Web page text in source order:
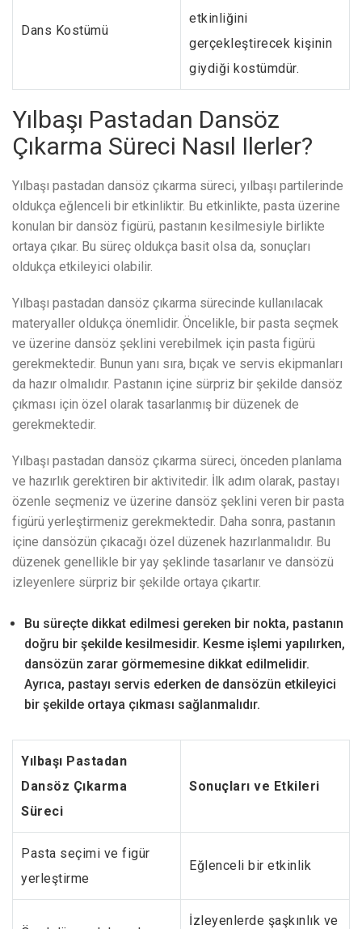
Dans Kostümü
etkinliğini
gerçekleştirecek kişinin
giydiği kostümdür.
Yılbaşı Pastadan Dansöz
Çıkarma Süreci Nasıl Ilerler?
Yılbaşı pastadan dansöz çıkarma süreci, yılbaşı partilerinde
oldukça eğlenceli bir etkinliktir. Bu etkinlikte, pasta üzerine
konulan bir dansöz figürü, pastanın kesilmesiyle birlikte
ortaya çıkar. Bu süreç oldukça basit olsa da, sonuçları
oldukça etkileyici olabilir.
Yılbaşı pastadan dansöz çıkarma sürecinde kullanılacak
materyaller oldukça önemlidir. Öncelikle, bir pasta seçmek
ve üzerine dansöz şeklini verebilmek için pasta figürü
gerekmektedir. Bunun yanı sıra, bıçak ve servis ekipmanları
da hazır olmalıdır. Pastanın içine sürpriz bir şekilde dansöz
çıkması için özel olarak tasarlanmış bir düzenek de
gerekmektedir.
Yılbaşı pastadan dansöz çıkarma süreci, önceden planlama
ve hazırlık gerektiren bir aktivitedir. İlk adım olarak, pastayı
özenle seçmeniz ve üzerine dansöz şeklini veren bir pasta
figürü yerleştirmeniz gerekmektedir. Daha sonra, pastanın
içine dansözün çıkacağı özel düzenek hazırlanmalıdır. Bu
düzenek genellikle bir yay şeklinde tasarlanır ve dansözü
izleyenlere sürpriz bir şekilde ortaya çıkartır.
Bu süreçte dikkat edilmesi gereken bir nokta, pastanın
doğru bir şekilde kesilmesidir. Kesme işlemi yapılırken,
dansözün zarar görmemesine dikkat edilmelidir.
Ayrıca, pastayı servis ederken de dansözün etkileyici
bir şekilde ortaya çıkması sağlanmalıdır.
Yılbaşı Pastadan
Dansöz Çıkarma
Süreci
Sonuçları ve Etkileri
Pasta seçimi ve figür
yerleştirme
Eğlenceli bir etkinlik
İzleyenlerde şaşkınlık ve